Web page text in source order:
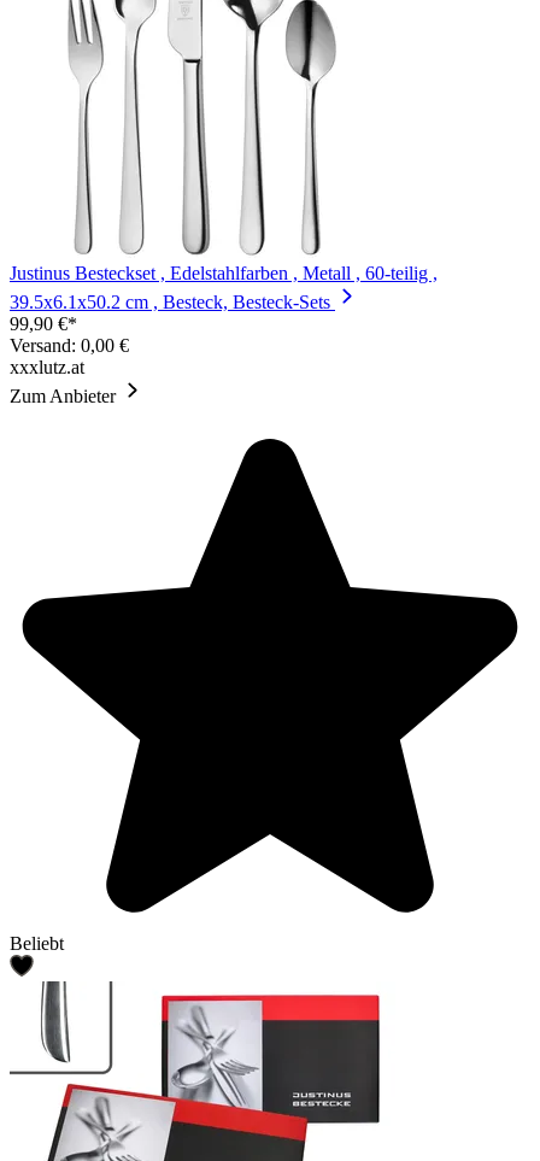
Justinus Besteckset , Edelstahlfarben , Metall , 60-teilig ,
39.5x6.1x50.2 cm , Besteck, Besteck-Sets
99,90 €*
Versand: 0,00 €
xxxlutz.at
Zum Anbieter
Beliebt